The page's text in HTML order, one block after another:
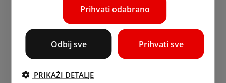
Prihvati odabrano
Prihvati sve
Odbij sve
PRIKAŽI DETALJE